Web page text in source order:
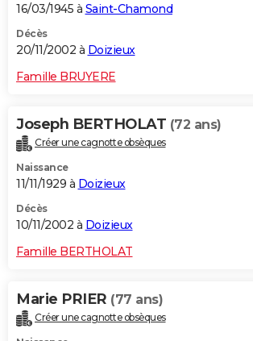
16/03/1945 à Saint-Chamond
Décès
20/11/2002 à Doizieux
Famille BRUYERE
Joseph BERTHOLAT (72 ans)
Créer une cagnotte obsèques
Naissance
11/11/1929 à Doizieux
Décès
10/11/2002 à Doizieux
Famille BERTHOLAT
Marie PRIER (77 ans)
Créer une cagnotte obsèques